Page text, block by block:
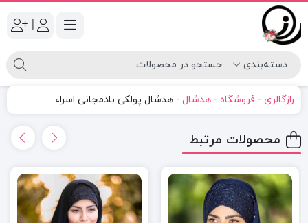
|
رازگالری - فروشگاه - هدشال - هدشال پولکی بادمجانی اسراء
محصولات مرتبط